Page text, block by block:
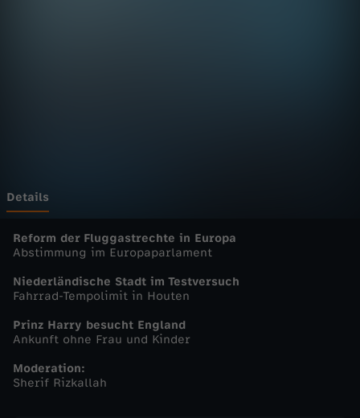
a
-
h
e
t
Details
Reform der Fluggastrechte in Europa
Abstimmung im Europaparlament
Niederländische Stadt im Testversuch
Fahrrad-Tempolimit in Houten
Prinz Harry besucht England
Ankunft ohne Frau und Kinder
Moderation:
Sherif Rizkallah